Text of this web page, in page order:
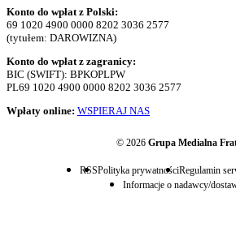
Konto do wpłat z Polski:
69 1020 4900 0000 8202 3036 2577
(tytułem: DAROWIZNA)
Konto do wpłat z zagranicy:
BIC (SWIFT): BPKOPLPW
PL69 1020 4900 0000 8202 3036 2577
Wpłaty online: WSPIERAJ NAS
© 2026 Grupa Medialna
RSSPolityka prywatnościRegulamin
Informacje o nadawcy/